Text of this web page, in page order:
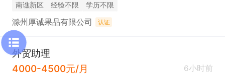
南谯新区 经验不限 学历不限
滁州厚诚果品有限公司 认证
外贸助理
4000-4500元/月
6小时前